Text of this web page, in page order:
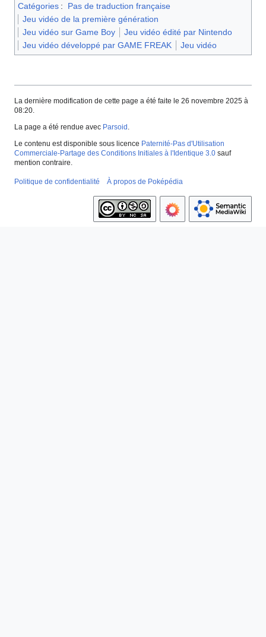
Catégories :
Pas de traduction française
Jeu vidéo de la première génération
Jeu vidéo sur Game Boy
Jeu vidéo édité par Nintendo
Jeu vidéo développé par GAME FREAK
Jeu vidéo
La dernière modification de cette page a été faite le 26 novembre 2025 à
08:20.
La page a été rendue avec Parsoid .
Le contenu est disponible sous licence Paternité-Pas d'Utilisation
Commerciale-Partage des Conditions Initiales à l'Identique 3.0 sauf
mention contraire.
Politique de confidentialité À propos de Poképédia